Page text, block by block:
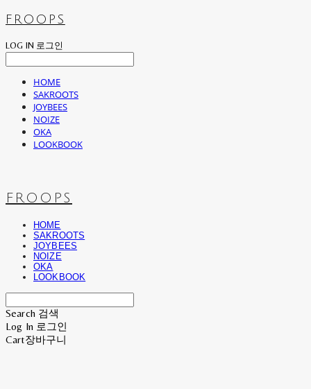
FROOPS
LOG IN 로그인
HOME
SAKROOTS
JOYBEES
NOIZE
OKA
LOOKBOOK
FROOPS
HOME
SAKROOTS
JOYBEES
NOIZE
OKA
LOOKBOOK
Search 검색
Log In 로그인
Cart장바구니